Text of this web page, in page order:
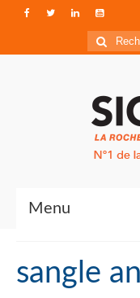
:
Menu
Qui sommes-nous
sangle